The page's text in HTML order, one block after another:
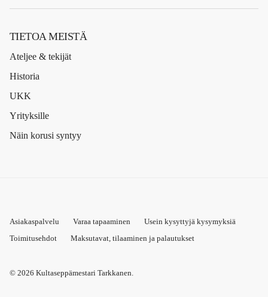
TIETOA MEISTÄ
Ateljee & tekijät
Historia
UKK
Yrityksille
Näin korusi syntyy
Asiakaspalvelu Varaa tapaaminen
Usein kysyttyjä kysymyksiä
Toimitusehdot
Maksutavat, tilaaminen ja palautukset
© 2026 Kultaseppämestari Tarkkanen.